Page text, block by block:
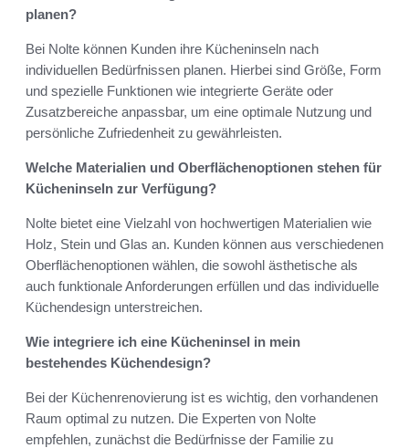
planen?
Bei Nolte können Kunden ihre Kücheninseln nach
individuellen Bedürfnissen planen. Hierbei sind Größe, Form
und spezielle Funktionen wie integrierte Geräte oder
Zusatzbereiche anpassbar, um eine optimale Nutzung und
persönliche Zufriedenheit zu gewährleisten.
Welche Materialien und Oberflächenoptionen stehen für
Kücheninseln zur Verfügung?
Nolte bietet eine Vielzahl von hochwertigen Materialien wie
Holz, Stein und Glas an. Kunden können aus verschiedenen
Oberflächenoptionen wählen, die sowohl ästhetische als
auch funktionale Anforderungen erfüllen und das individuelle
Küchendesign unterstreichen.
Wie integriere ich eine Kücheninsel in mein
bestehendes Küchendesign?
Bei der Küchenrenovierung ist es wichtig, den vorhandenen
Raum optimal zu nutzen. Die Experten von Nolte
empfehlen, zunächst die Bedürfnisse der Familie zu